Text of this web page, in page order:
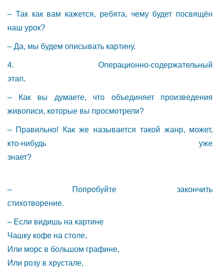
– Так как вам кажется, ребята, чему будет посвящён
наш урок?
– Да, мы будем описывать картину.
4. Операционно-содержательный
этап.
– Как вы думаете, что объединяет произведения
живописи, которые вы просмотрели?
– Правильно! Как же называется такой жанр, может,
кто-нибудь уже
– Попробуйте закончить
– Если видишь на картине
Чашку кофе на столе,
Или морс в большом графине,
Или розу в хрустале,